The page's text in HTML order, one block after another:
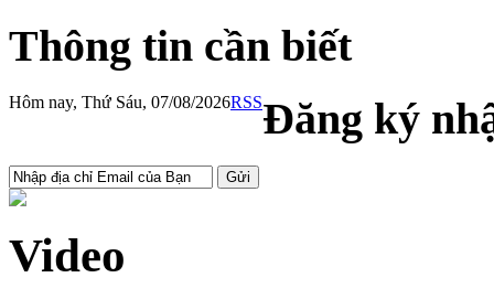
Thông tin cần biết
Hôm nay, Thứ Sáu, 07/08/2026RSSĐăng ký
Video